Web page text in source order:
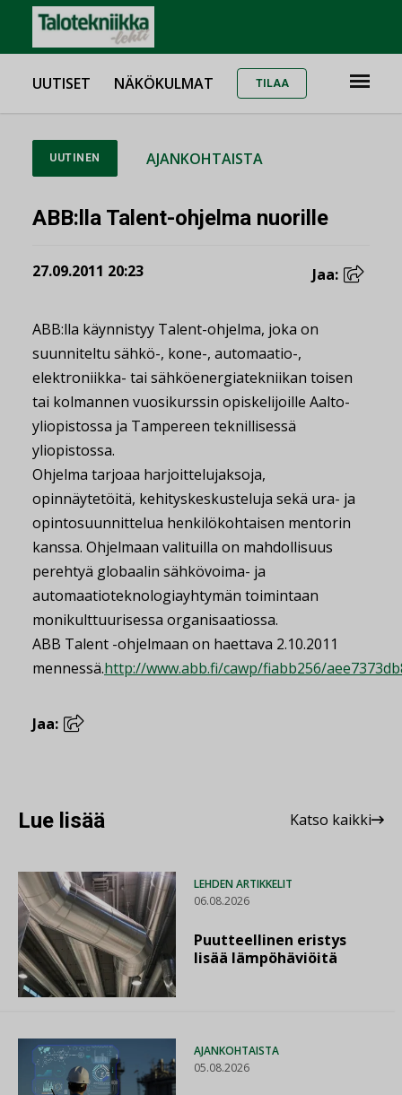
UUTISET NÄKÖKULMAT TILAA
UUTINEN AJANKOHTAISTA
ABB:lla Talent-ohjelma nuorille
27.09.2011 20:23 Jaa:
ABB:lla käynnistyy Talent-ohjelma, joka on
suunniteltu sähkö-, kone-, automaatio-,
elektroniikka- tai sähköenergiatekniikan toisen
tai kolmannen vuosikurssin opiskelijoille Aalto-
yliopistossa ja Tampereen teknillisessä
yliopistossa.
Ohjelma tarjoaa harjoittelujaksoja,
opinnäytetöitä, kehityskeskusteluja sekä ura- ja
opintosuunnittelua henkilökohtaisen mentorin
kanssa. Ohjelmaan valituilla on mahdollisuus
perehtyä globaalin sähkövoima- ja
automaatioteknologiayhtymän toimintaan
monikulttuurisessa organisaatiossa.
ABB Talent -ohjelmaan on haettava 2.10.2011
mennessä.http://www.abb.fi/cawp/fiabb256/
Jaa:
Lue lisää Katso kaikki
LEHDEN ARTIKKELIT
06.08.2026
Puutteellinen eristys
lisää lämpöhäviöitä
AJANKOHTAISTA
05.08.2026